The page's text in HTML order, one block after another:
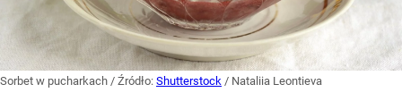
Sorbet w pucharkach / Źródło: Shutterstock / Nataliia Leontieva